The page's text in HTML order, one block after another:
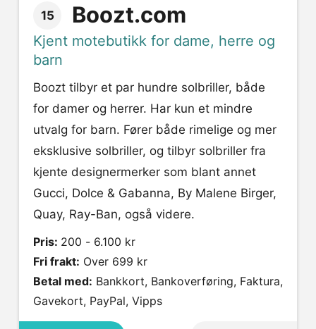
15 Boozt.com
Kjent motebutikk for dame, herre og
barn
Boozt tilbyr et par hundre solbriller, både
for damer og herrer. Har kun et mindre
utvalg for barn. Fører både rimelige og mer
eksklusive solbriller, og tilbyr solbriller fra
kjente designermerker som blant annet
Gucci, Dolce & Gabanna, By Malene Birger,
Quay, Ray-Ban, også videre.
Pris: 200 - 6.100 kr
Fri frakt: Over 699 kr
Betal med:
Gavekort, PayPal, Vipps